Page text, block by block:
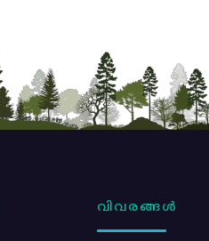
വിവരങ്ങൾ